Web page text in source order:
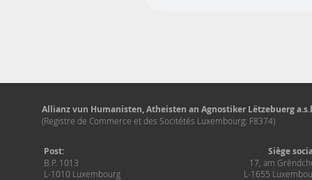
Allianz vun Humanisten, Atheisten an Agnostiker Lëtzebuerg
(Registre de Commerce et des Socitétés Luxembourg: F8374)
Post:
B.P. 1013
L-1010 Luxembourg
Siège
17, am
L-1655